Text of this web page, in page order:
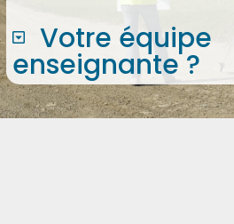
Votre équipe
enseignante ?